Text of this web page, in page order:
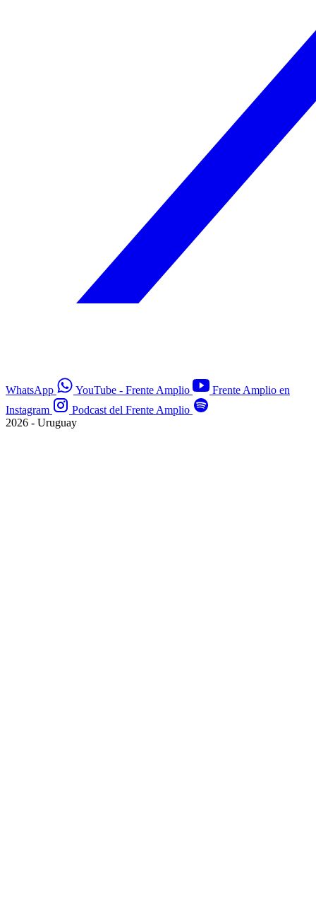
WhatsApp YouTube - Frente Amplio
Frente Amplio en
Instagram
Podcast del Frente Amplio
2026 - Uruguay